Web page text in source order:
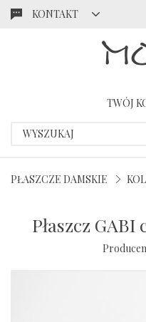
KONTAKT
TWÓJ
PŁASZCZE DAMSKIE
Płaszcz